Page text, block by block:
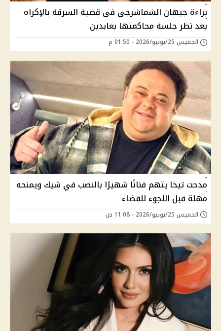
براءة جيهان الشماشرجي في قضية السرقة بالإكراه
بعد نظر جلسة محاكمتها بعابدين
الخميس 25/يونيو/2026 - 01:50 م
مدحت تيخا يتهم فنانًا شهيرًا بالنصب في شيك ويمنحه
مهلة قبل اللجوء للقضاء
الخميس 25/يونيو/2026 - 11:08 ص